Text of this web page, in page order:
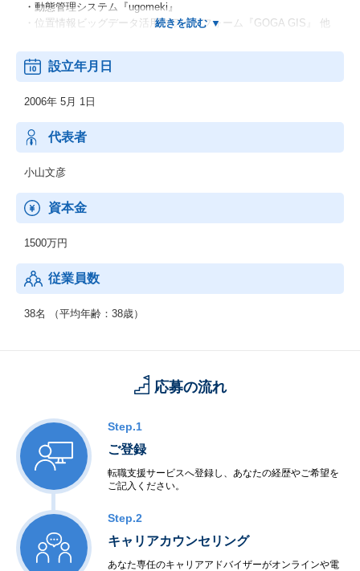
・動態管理システム『ugomeki』
・位置情報ビッグデータ活用プラットフォーム『GOGA GIS』 他
＜個別開発＞：
・分析、業務効率化、価値創造など、クライアントのさまざまな
・Google マップ部門のアジア No.1パートナーの受賞歴がある、G
oogle社から認定されたパートナーです
・位置情報サービス市場の成長とともにゴーガのビジネスも拡大
しております。
メーカーや小売、通信、飲食、自治体など様々な業界で利用され
設立年月日
2006年 5月 1日
代表者
小山文彦
資本金
1500万円
従業員数
38名 （平均年齢：38歳）
応募の流れ
Step.1
ご登録
転職支援サービスへ登録し、あなたの経歴やご希望を
ご記入ください。
Step.2
キャリアカウンセリング
あなた専任のキャリアアドバイザーがオンラインや電